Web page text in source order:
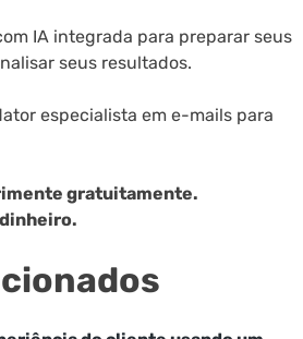
IA integrada para preparar seus
seus resultados.
especialista em e-mails para
gratuitamente.